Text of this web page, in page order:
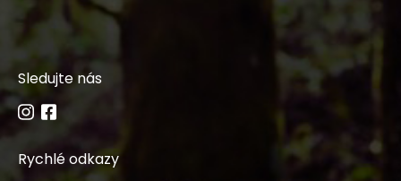
Sledujte nás
Rychlé odkazy